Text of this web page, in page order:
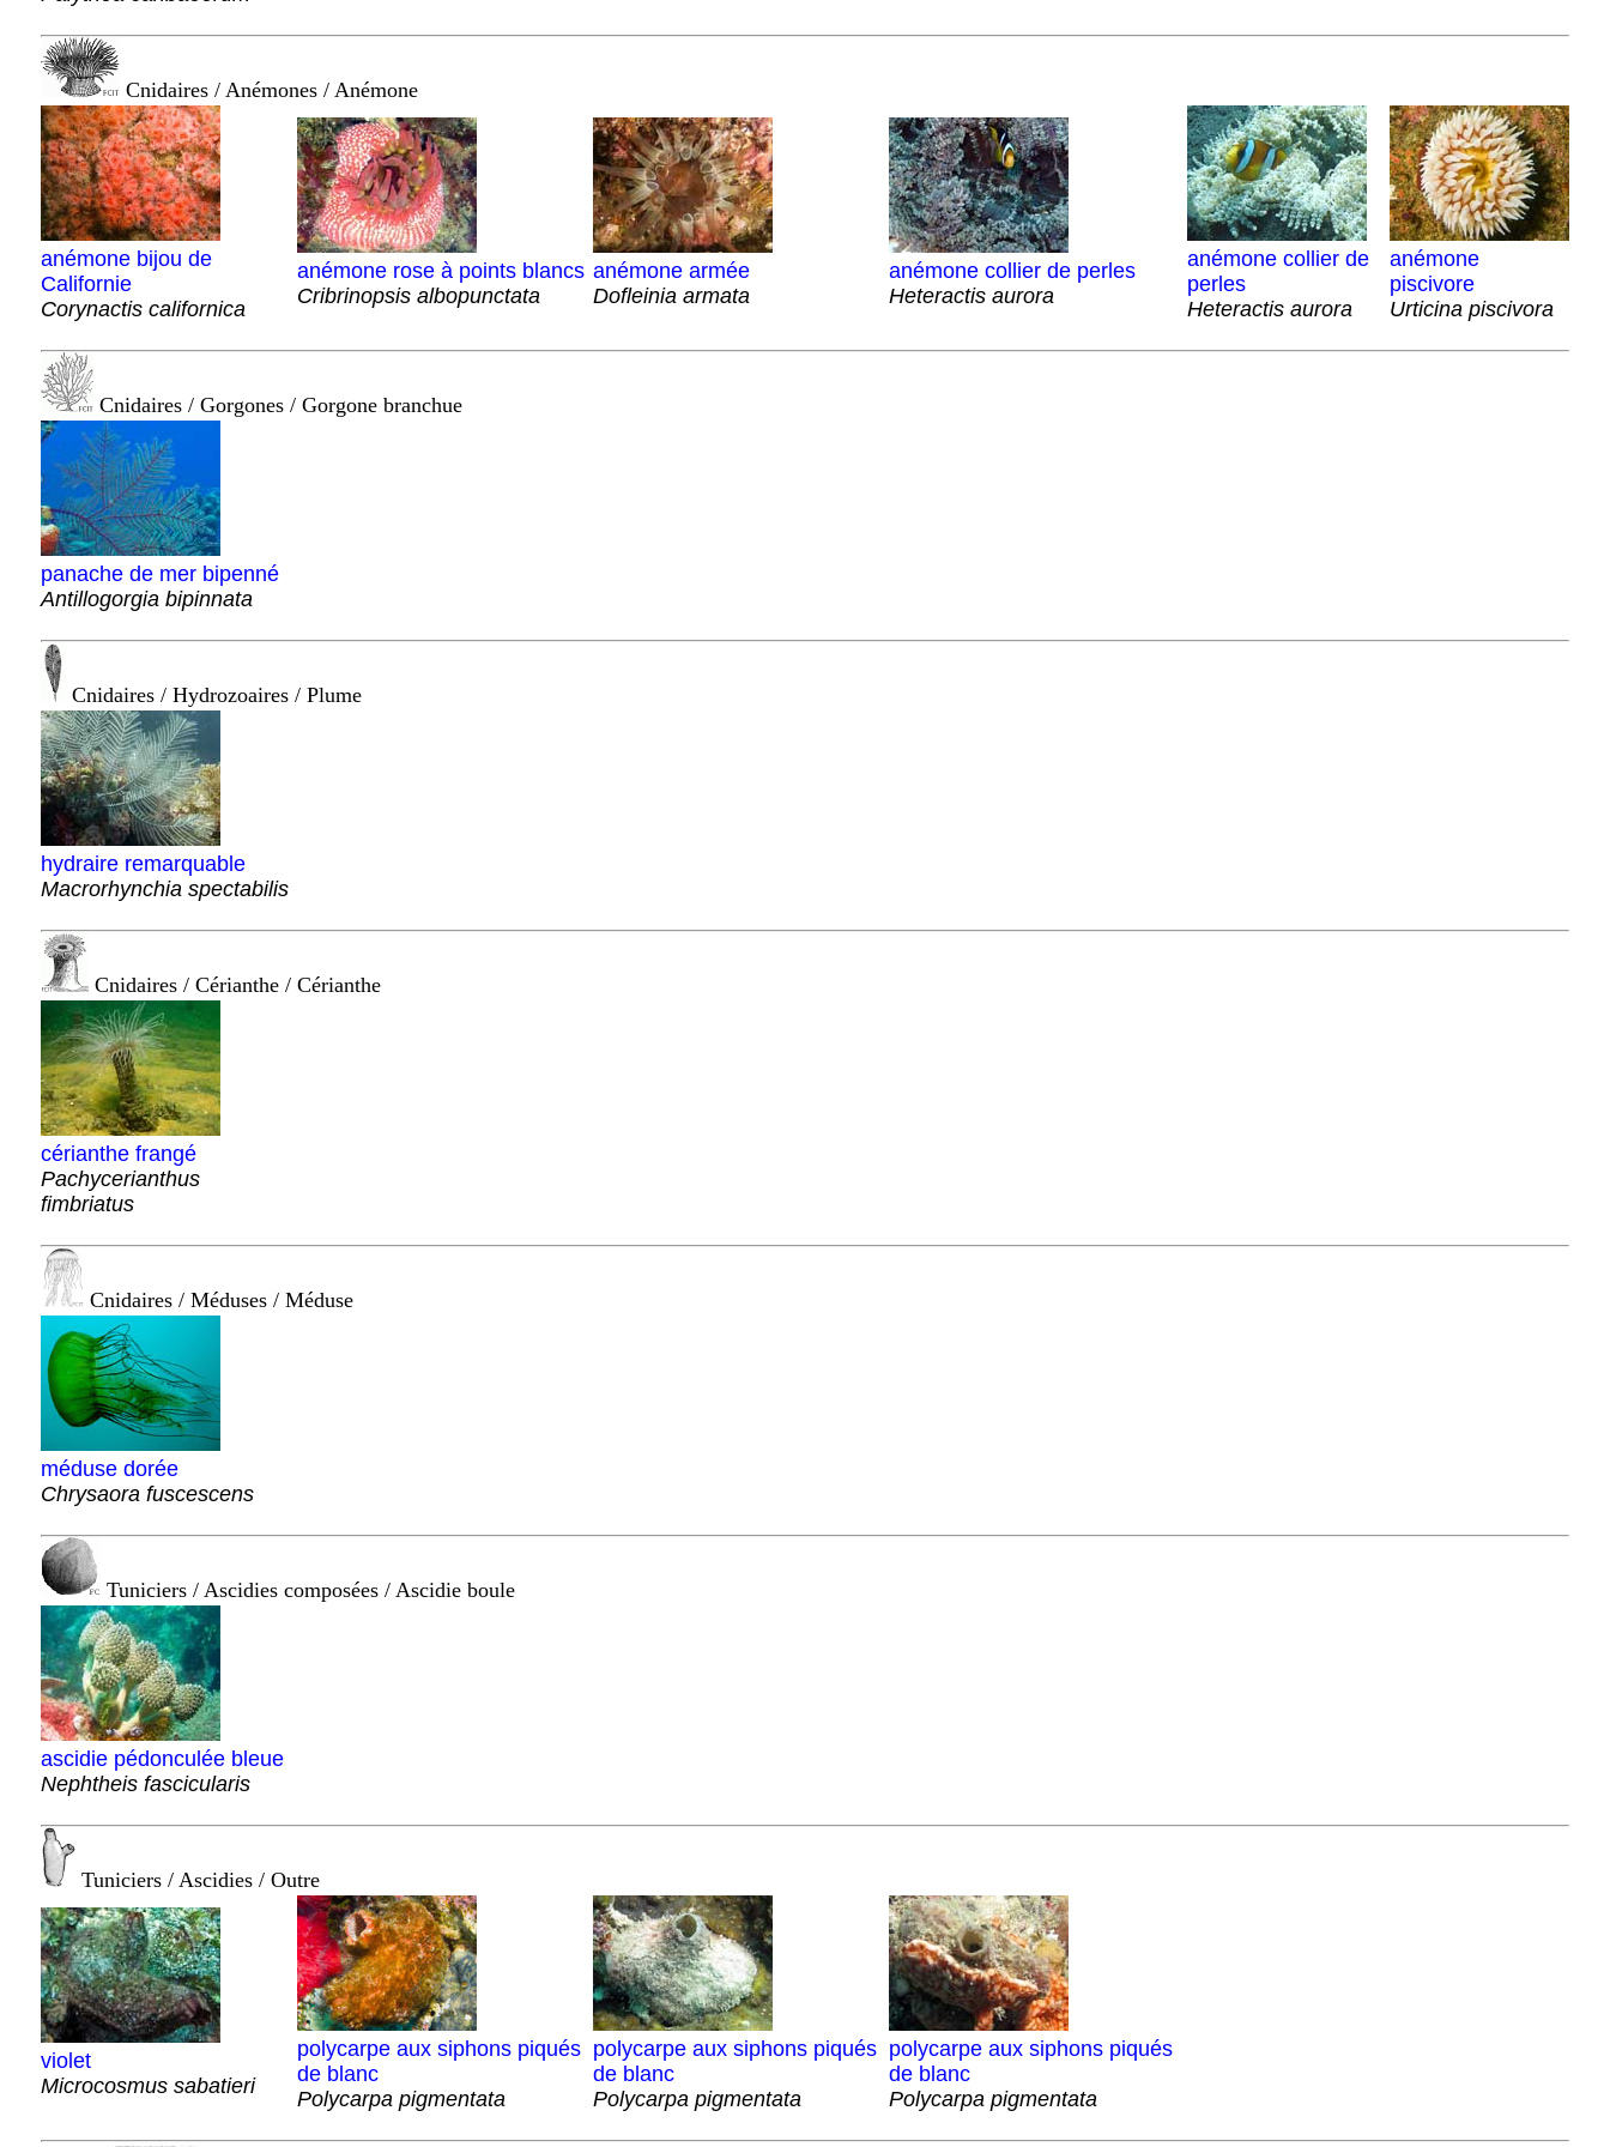
Cnidaires / Anémones / Anémone
anémone bijou de
Californie
Corynactis californica
anémone rose à points blancs
Cribrinopsis albopunctata
anémone armée
Dofleinia armata
anémone collier de perles
Heteractis aurora
anémone collier de
perles
Heteractis aurora
anémone
piscivore
Urticina piscivora
Cnidaires / Gorgones / Gorgone branchue
panache de mer bipenné
Antillogorgia bipinnata
Cnidaires / Hydrozoaires / Plume
hydraire remarquable
Macrorhynchia spectabilis
Cnidaires / Cérianthe / Cérianthe
cérianthe frangé
Pachycerianthus
fimbriatus
Cnidaires / Méduses / Méduse
méduse dorée
Chrysaora fuscescens
Tuniciers / Ascidies composées / Ascidie boule
ascidie pédonculée bleue
Nephtheis fascicularis
Tuniciers / Ascidies / Outre
violet
Microcosmus sabatieri
polycarpe aux siphons piqués
de blanc
Polycarpa pigmentata
polycarpe aux siphons piqués
de blanc
Polycarpa pigmentata
polycarpe aux siphons piqués
de blanc
Polycarpa pigmentata